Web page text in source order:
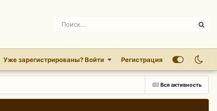
Уже зарегистрированы? Войти Регистрация
Вся активность